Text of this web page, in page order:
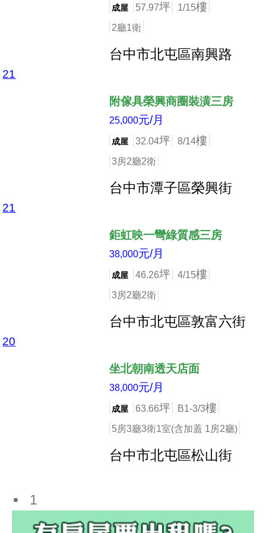
成屋 57.97坪 1/15樓
2廳1衛
台中市北屯區南興路
店長推薦
21
附傢具榮興商圈裝潢三房
25,000元/月
成屋 32.04坪 8/14樓
3房2廳2衛
台中市潭子區榮興街
店長推薦
21
鉅虹映一彎綠質感三房
38,000元/月
成屋 46.26坪 4/15樓
3房2廳2衛
台中市北屯區敦富六街
店長推薦
20
坐北朝南透天店面
38,000元/月
成屋 63.66坪 B1-3/3樓
5房3廳3衛1室(含加蓋 1房2廳)
台中市北屯區松山街
1